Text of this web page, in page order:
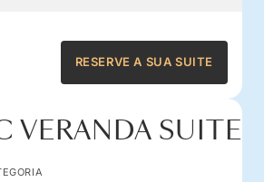
RESERVE A SUA SUITE
VERANDA SUITE